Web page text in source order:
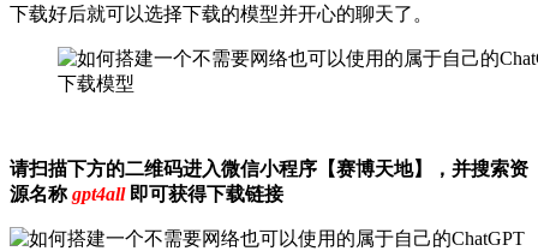
下载好后就可以选择下载的模型并开心的聊天了。
下载模型
请扫描下方的二维码进入微信小程序【赛博天地】，并搜索资
源名称gpt4all即可获得下载链接